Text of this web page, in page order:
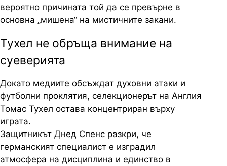
вероятно причината той да се превърне в
основна „мишена“ на мистичните закани.
Тухел не обръща внимание на
суеверията
Докато медиите обсъждат духовни атаки и
футболни проклятия, селекционерът на Англия
Томас Тухел остава концентриран върху
играта.
Защитникът Днед Спенс разкри, че
германският специалист е изградил
атмосфера на дисциплина и единство в